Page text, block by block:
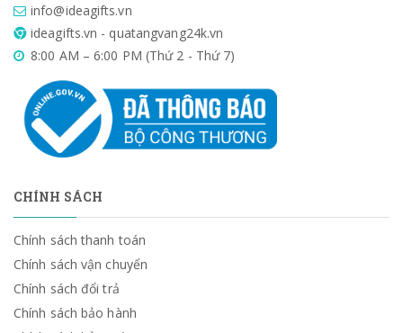
info@ideagifts.vn
ideagifts.vn - quatangvang24k.vn
8:00 AM – 6:00 PM (Thứ 2 - Thứ 7)
CHÍNH SÁCH
Chính sách thanh toán
Chính sách vận chuyển
Chính sách đổi trả
Chính sách bảo hành